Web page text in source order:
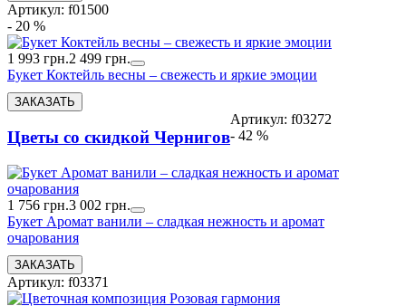
Артикул: f01500
- 20 %
1 993 грн.2 499 грн.
Букет Коктейль весны – свежесть и яркие эмоции
Цветы со скидкой Чернигов
Артикул: f03272
- 42 %
1 756 грн.3 002 грн.
Букет Аромат ванили – сладкая нежность и аромат
очарования
Артикул: f03371